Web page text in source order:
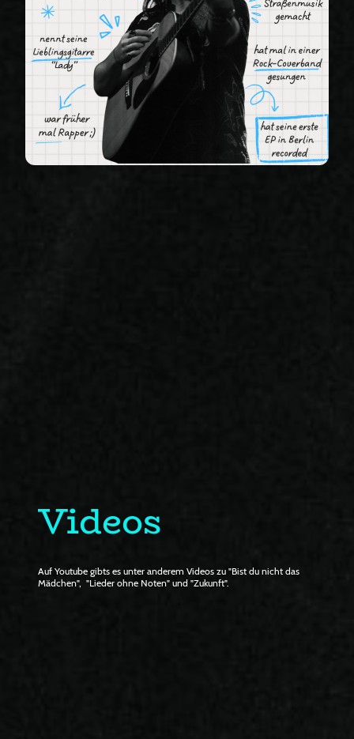
Videos
Auf Youtube gibts es unter anderem Videos zu "Bist du nicht das
Mädchen", "Lieder ohne Noten" und "Zukunft".